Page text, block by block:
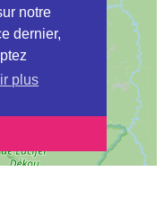
notre
dernier,
plus